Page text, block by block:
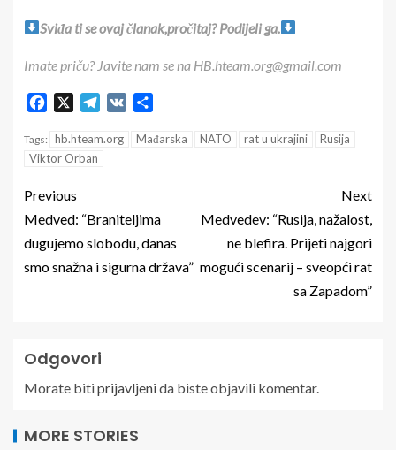
Sviđa ti se ovaj članak,pročitaj? Podijeli ga.
Imate priču? Javite nam se na HB.hteam.org@gmail.com
Facebook Telegram
VK
Tags: hb.hteam.org Mađarska NATO rat u ukrajini
Rusija
Viktor Orban
Previous
Medved: “Braniteljima
dugujemo slobodu, danas
smo snažna i sigurna država”
Next
Medvedev: “Rusija, nažalost,
ne blefira. Prijeti najgori
mogući scenarij – sveopći rat
sa Zapadom”
Odgovori
Morate bitiprijavljenida biste objavili komentar.
MORE STORIES